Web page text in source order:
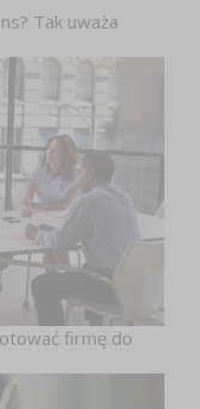
Tak uważa
firmę do